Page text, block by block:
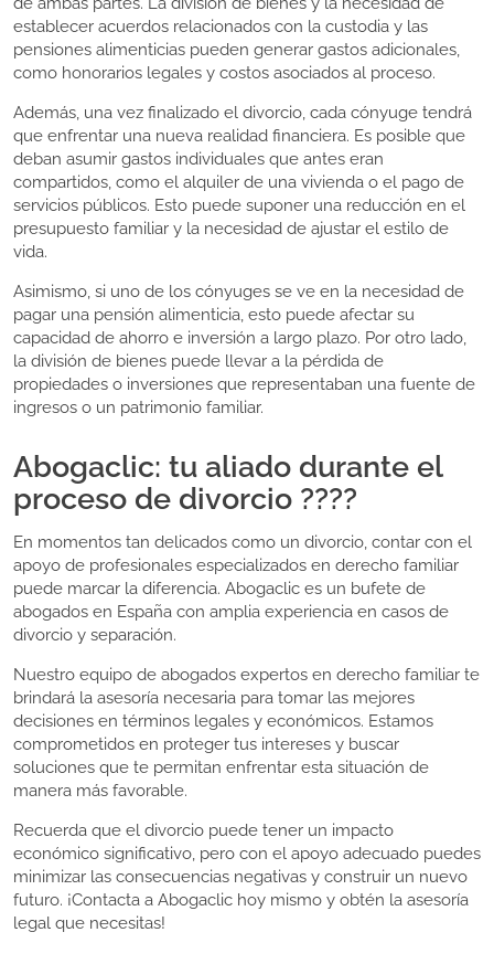
establecer acuerdos relacionados con la custodia y las
pensiones alimenticias pueden generar gastos adicionales,
como honorarios legales y costos asociados al proceso.
Además, una vez finalizado el divorcio, cada cónyuge tendrá
que enfrentar una nueva realidad financiera. Es posible que
deban asumir gastos individuales que antes eran
compartidos, como el alquiler de una vivienda o el pago de
servicios públicos. Esto puede suponer una reducción en el
presupuesto familiar y la necesidad de ajustar el estilo de
vida.
Asimismo, si uno de los cónyuges se ve en la necesidad de
pagar una pensión alimenticia, esto puede afectar su
capacidad de ahorro e inversión a largo plazo. Por otro lado,
la división de bienes puede llevar a la pérdida de
propiedades o inversiones que representaban una fuente de
ingresos o un patrimonio familiar.
Abogaclic: tu aliado durante el
proceso de divorcio ????
En momentos tan delicados como un divorcio, contar con el
apoyo de profesionales especializados en derecho familiar
puede marcar la diferencia. Abogaclic es un bufete de
abogados en España con amplia experiencia en casos de
divorcio y separación.
Nuestro equipo de abogados expertos en derecho familiar te
brindará la asesoría necesaria para tomar las mejores
decisiones en términos legales y económicos. Estamos
comprometidos en proteger tus intereses y buscar
soluciones que te permitan enfrentar esta situación de
manera más favorable.
Recuerda que el divorcio puede tener un impacto
económico significativo, pero con el apoyo adecuado puedes
minimizar las consecuencias negativas y construir un nuevo
futuro. ¡Contacta a Abogaclic hoy mismo y obtén la asesoría
legal que necesitas!